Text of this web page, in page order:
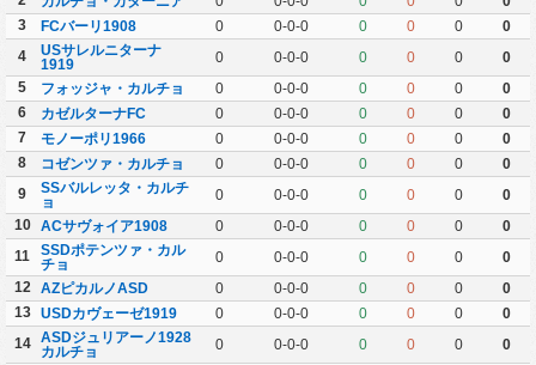
3 FCバーリ1908 0 0-0-0 0 0 0 0
4
USサレルニターナ
1919
0 0-0-0 0 0 0 0
5 フォッジャ・カルチョ 0 0-0-0 0 0 0 0
6 カゼルターナFC 0 0-0-0 0 0 0 0
7 モノーポリ1966 0 0-0-0 0 0 0 0
8 コゼンツァ・カルチョ 0 0-0-0 0 0 0 0
9
SSバルレッタ・カルチ
ョ
0 0-0-0 0 0 0 0
10 ACサヴォイア1908 0 0-0-0 0 0 0 0
11
SSDポテンツァ・カル
チョ
0 0-0-0 0 0 0 0
12 AZピカルノASD 0 0-0-0 0 0 0 0
13 USDカヴェーゼ1919 0 0-0-0 0 0 0 0
14
ASDジュリアーノ1928
カルチョ
0 0-0-0 0 0 0 0